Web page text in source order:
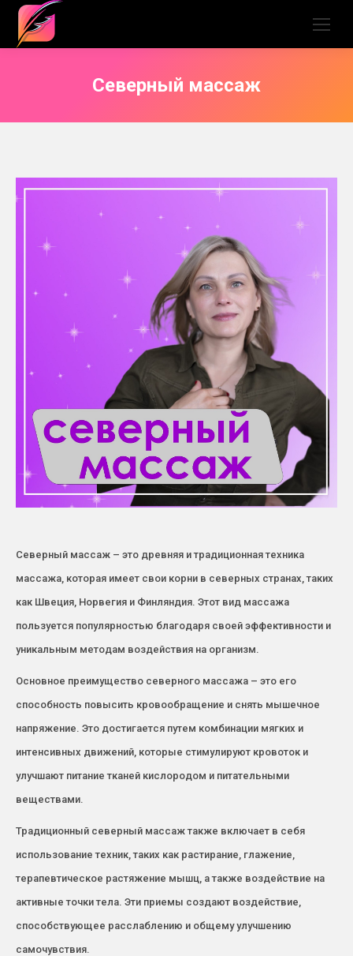
Северный массаж
Северный массаж – это древняя и традиционная техника
массажа, которая имеет свои корни в северных странах, таких
как Швеция, Норвегия и Финляндия. Этот вид массажа
пользуется популярностью благодаря своей эффективности и
уникальным методам воздействия на организм.
Основное преимущество северного массажа – это его
способность повысить кровообращение и снять мышечное
напряжение. Это достигается путем комбинации мягких и
интенсивных движений, которые стимулируют кровоток и
улучшают питание тканей кислородом и питательными
веществами.
Традиционный северный массаж также включает в себя
использование техник, таких как растирание, глажение,
терапевтическое растяжение мышц, а также воздействие на
активные точки тела. Эти приемы создают воздействие,
способствующее расслаблению и общему улучшению
самочувствия.